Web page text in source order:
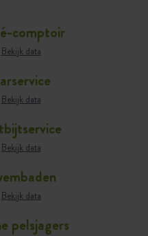
comptoir
Bekijk data
Bekijk data
Bekijk data
Bekijk data
pelsjagers